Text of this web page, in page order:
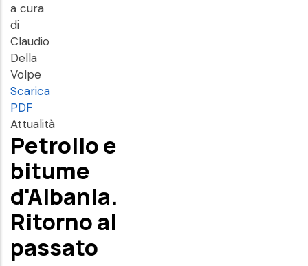
a cura
di
Claudio
Della
Volpe
Scarica
PDF
Attualità
Petrolio e
bitume
d'Albania.
Ritorno al
passato